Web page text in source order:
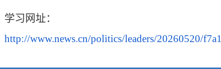
学习网址：
http://www.news.cn/politics/leaders/20260520/